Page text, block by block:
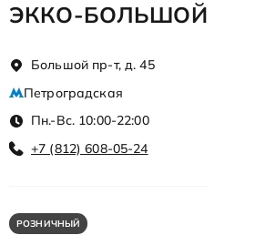
ЭККО-БОЛЬШОЙ
Большой пр-т, д. 45
Петроградская
Пн.-Вс. 10:00-22:00
+7 (812) 608-05-24
РОЗНИЧНЫЙ